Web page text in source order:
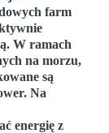
farm
W ramach
na morzu,
są
Na
energię z